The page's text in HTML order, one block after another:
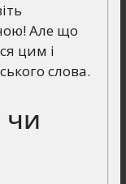
Але що
цим і
слова.
чи